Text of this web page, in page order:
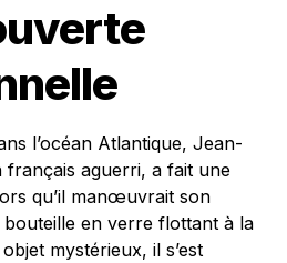
l’océan Atlantique, Jean-
aguerri, a fait une
qu’il manœuvrait son
en verre flottant à la
mystérieux, il s’est